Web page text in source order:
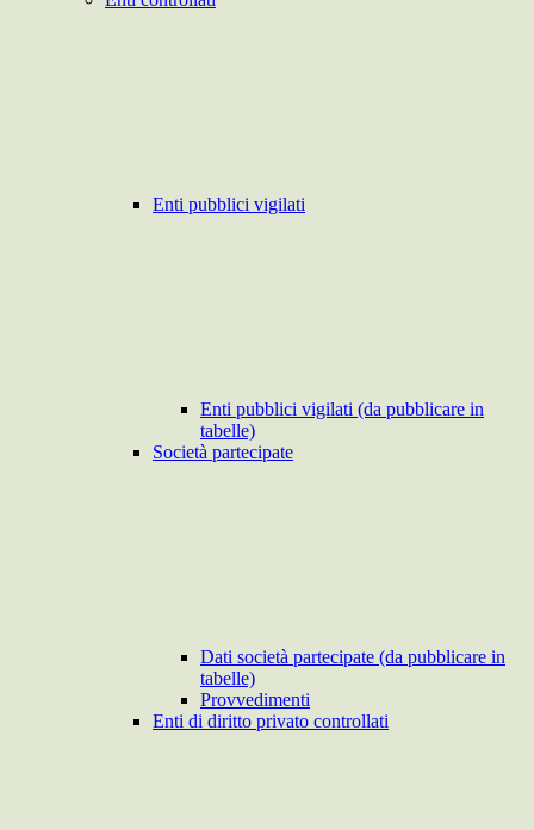
Enti pubblici vigilati
Enti pubblici vigilati (da pubblicare in
tabelle)
Società partecipate
Dati società partecipate (da pubblicare in
tabelle)
Provvedimenti
Enti di diritto privato controllati